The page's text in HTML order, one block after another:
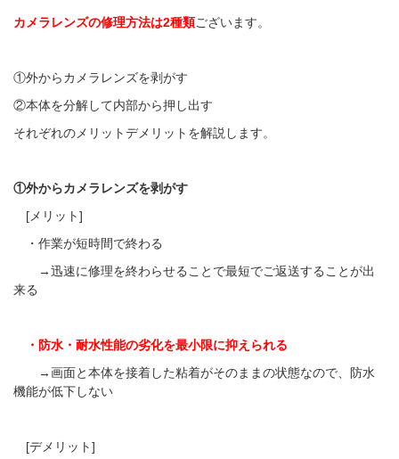
カメラレンズの修理方法は2種類ございます。
①外からカメラレンズを剥がす
②本体を分解して内部から押し出す
それぞれのメリットデメリットを解説します。
①外からカメラレンズを剥がす
[メリット]
・作業が短時間で終わる
→迅速に修理を終わらせることで最短でご返送することが出
来る
・防水・耐水性能の劣化を最小限に抑えられる
→画面と本体を接着した粘着がそのままの状態なので、防水
機能が低下しない
[デメリット]